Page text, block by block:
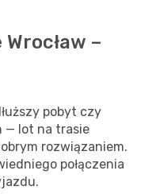
–
pobyt czy
— lot na trasie
rozwiązaniem.
połączenia